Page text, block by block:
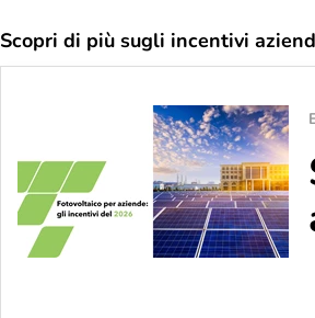
Scopri di più sugli incentivi